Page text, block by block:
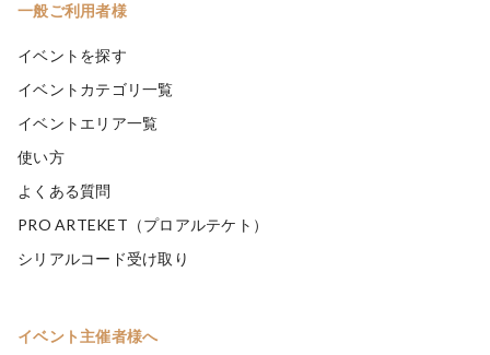
一般ご利用者様
イベントを探す
イベントカテゴリ一覧
イベントエリア一覧
使い方
よくある質問
PRO ARTEKET（プロアルテケト）
シリアルコード受け取り
イベント主催者様へ